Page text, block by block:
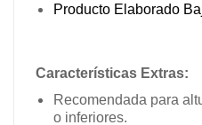
Producto Elaborado
Características Extras:
Recomendada para
o inferiores.